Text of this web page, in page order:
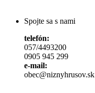
Spojte sa s nami
telefón:
057/4493200
0905 945 299
e-mail:
obec@niznyhrusov.sk